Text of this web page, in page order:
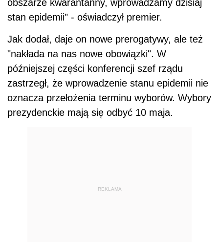
obszarze kwarantanny, wprowadzamy dzisiaj
stan epidemii" - oświadczył premier.
Jak dodał, daje on nowe prerogatywy, ale też
"nakłada na nas nowe obowiązki". W
późniejszej części konferencji szef rządu
zastrzegł, że wprowadzenie stanu epidemii nie
oznacza przełożenia terminu wyborów. Wybory
prezydenckie mają się odbyć 10 maja.
REKLAMA